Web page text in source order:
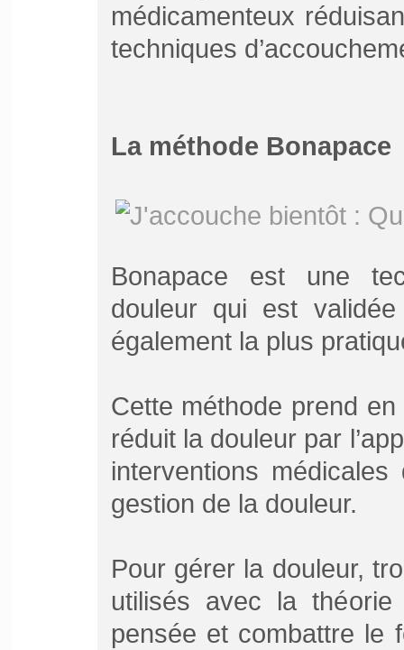
médicamenteux
techniques
La méthode Bonapace
Bonapace est une
douleur qui est
également la plus
Cette méthode prend
réduit la douleur par
interventions
gestion de la douleur.
Pour gérer la douleur,
utilisés avec la
pensée et combattre le